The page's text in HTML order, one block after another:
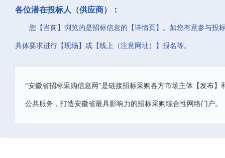
各位潜在投标人（供应商）：
您【当前】浏览的是招标信息的【详情页】。如您有意参与投
具体要求进行【现场】或【线上（注意网址）】报名等。
“安徽省招标采购信息网”是链接招标采购各方市场主体【发布
公共服务，打造安徽省最具影响力的招标采购综合性网络门户。